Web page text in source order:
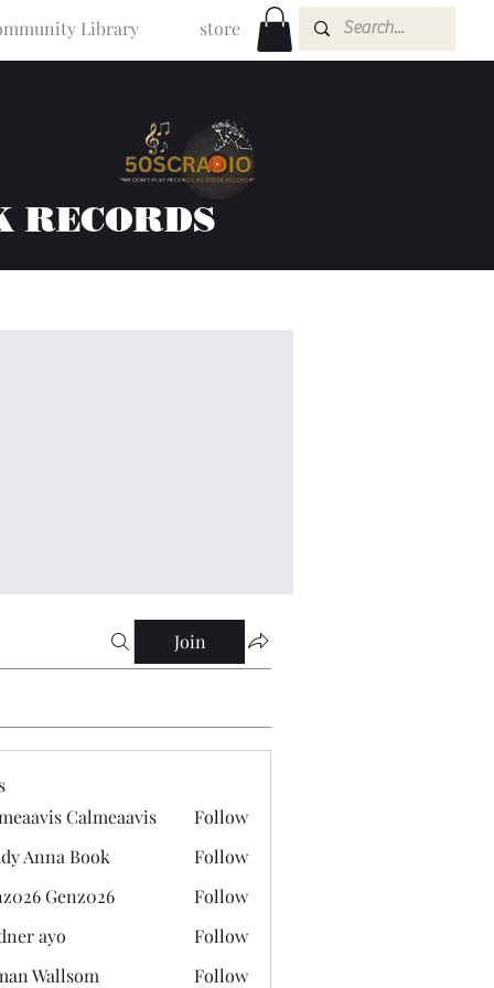
Library store
RECORDS
Join
Calmeaavis
Calmeaavis Follow
Book
Anna Book Follow
Genz026
Genz026 Follow
ayo
Follow
Wallsom
Follow